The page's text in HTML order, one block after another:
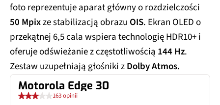
foto reprezentuje aparat główny o rozdzielczości
50 Mpixze stabilizacją obrazu OIS. Ekran OLED o
przekątnej 6,5 cala wspiera technologię HDR10+ i
oferuje odświeżanie z częstotliwością 144 Hz.
Zestaw uzupełniają głośniki zDolby Atmos.
Motorola Edge 30
163 opinii